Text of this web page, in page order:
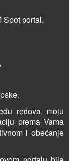
Spot portal.
redova, moju
prema Vama
i obećanje